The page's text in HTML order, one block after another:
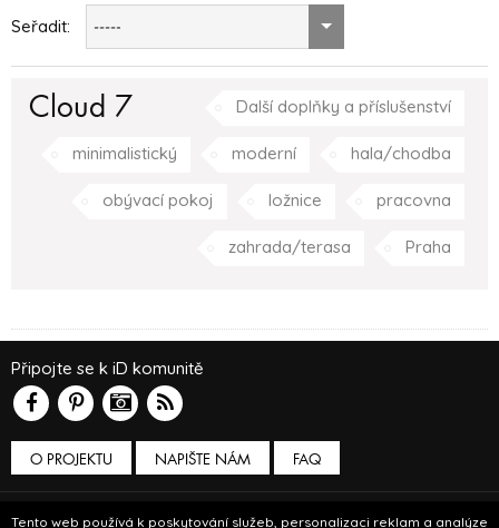
Tento web používá k poskytování služeb, personalizaci reklam a analýze
Seřadit: -----
Cloud 7 Další doplňky a příslušenství
minimalistický moderní hala/chodba
obývací pokoj ložnice pracovna
zahrada/terasa Praha
O PROJEKTU NAPIŠTE NÁM
Připojte se k iD komunitě
FAQ
Podmínky používání